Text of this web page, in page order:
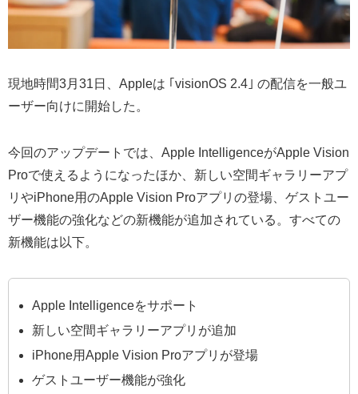
現地時間3月31日、Appleは ｢visionOS 2.4｣ の配信を一般ユ
ーザー向けに開始した。
今回のアップデートでは、Apple IntelligenceがApple Vision
Proで使えるようになったほか、新しい空間ギャラリーアプ
リやiPhone用のApple Vision Proアプリの登場、ゲストユー
ザー機能の強化などの新機能が追加されている。すべての
新機能は以下。
Apple Intelligenceをサポート
新しい空間ギャラリーアプリが追加
iPhone用Apple Vision Proアプリが登場
ゲストユーザー機能が強化